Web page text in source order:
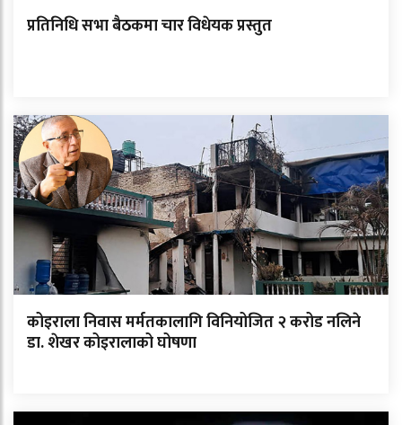
प्रतिनिधि सभा बैठकमा चार विधेयक प्रस्तुत
कोइराला निवास मर्मतकालागि विनियोजित २ करोड नलिने
डा. शेखर कोइरालाको घोषणा